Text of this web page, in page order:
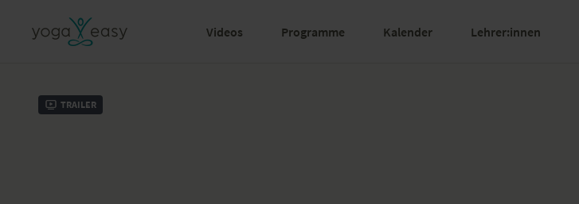
Videos Programme Kalender Lehrer:innen
Trailer